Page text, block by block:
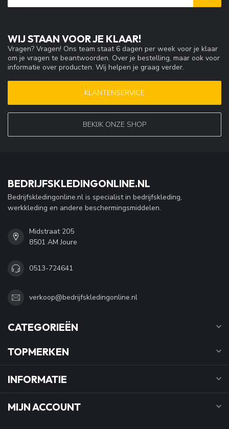
WIJ STAAN VOOR JE KLAAR!
Vragen? Vragen! Ons team staat 6 dagen per week voor je klaar
om je vragen te beantwoorden. Over je bestelling, maar ook voor
informatie over producten. Wij helpen je graag verder.
KLANTENSERVICE
BEKIJK ONZE SHOP
BEDRIJFSKLEDINGONLINE.NL
Bedrijfskledingonline.nl is specialist in bedrijfskleding,
werkkleding en andere beschermingsmiddelen.
Midstraat 205
8501 AM Joure
0513-724641
verkoop@bedrijfskledingonline.nl
CATEGORIEËN
TOPMERKEN
INFORMATIE
MIJN ACCOUNT